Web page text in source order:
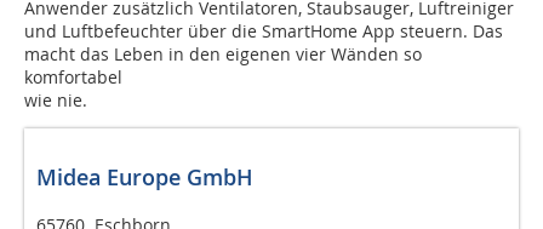
Anwender zusätzlich Ventilatoren, Staubsauger, Luftreiniger
und Luftbefeuchter über die SmartHome App steuern. Das
macht das Leben in den eigenen vier Wänden so
komfortabel
wie nie.
Midea Europe GmbH